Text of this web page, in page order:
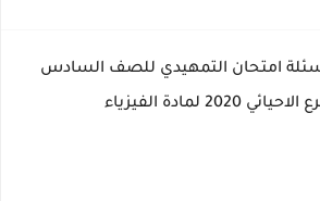
امتحان التمهيدي للصف السادس
2020 لمادة الفيزياء